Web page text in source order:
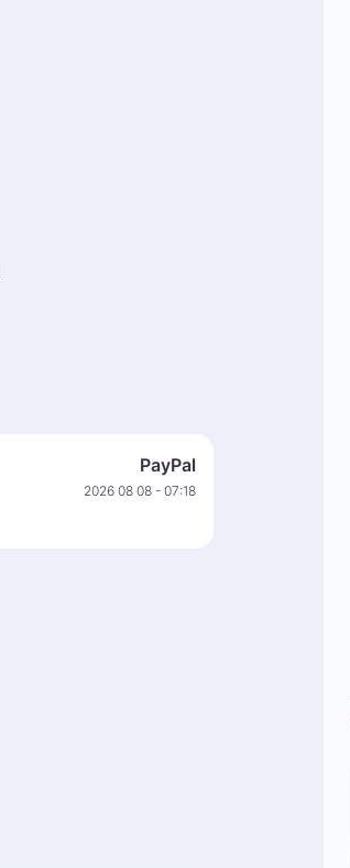
PayPal
2026 08 08 - 07:18